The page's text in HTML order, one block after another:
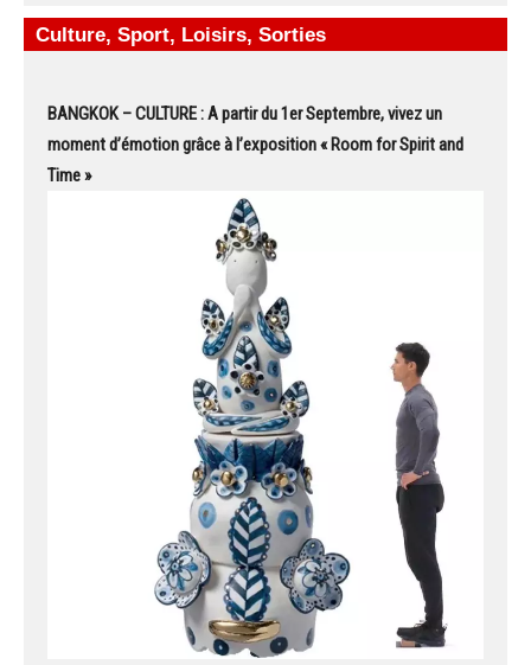
Culture, Sport, Loisirs, Sorties
BANGKOK – CULTURE : A partir du 1er Septembre, vivez un
moment d’émotion grâce à l’exposition « Room for Spirit and
Time »